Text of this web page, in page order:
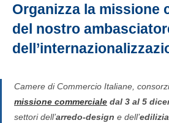
Organizza la missione
del nostro
Camere di Commercio Italiane,
missione commerciale dal 3 al 5
settori dell’arredo-design e dell’edilizia